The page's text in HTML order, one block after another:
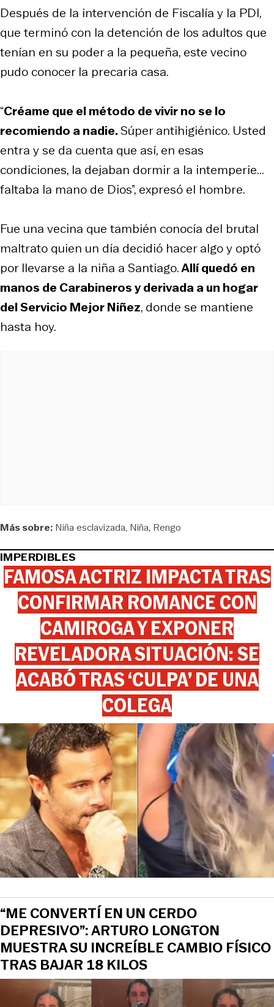
Después de la intervención de Fiscalía y la PDI,
que terminó con la detención de los adultos que
tenían en su poder a la pequeña, este vecino
pudo conocer la precaria casa.
“Créame que el método de vivir no se lo
recomiendo a nadie.Súper antihigiénico. Usted
entra y se da cuenta que así, en esas
condiciones, la dejaban dormir a la intemperie...
faltaba la mano de Dios”, expresó el hombre.
Fue una vecina que también conocía del brutal
maltrato quien un día decidió hacer algo y optó
por llevarse a la niña a Santiago.Allí quedó en
manos de Carabineros y derivada a un hogar
del Servicio Mejor Niñez, donde se mantiene
hasta hoy.
Más sobre: Niña esclavizada Niña Rengo
IMPERDIBLES
FAMOSA ACTRIZ IMPACTA TRAS
CONFIRMAR ROMANCE CON
CAMIROGA Y EXPONER
REVELADORA SITUACIÓN: SE
ACABÓ TRAS ‘CULPA’ DE UNA
COLEGA
“ME CONVERTÍ EN UN CERDO
DEPRESIVO”: ARTURO LONGTON
MUESTRA SU INCREÍBLE CAMBIO FÍSICO
TRAS BAJAR 18 KILOS